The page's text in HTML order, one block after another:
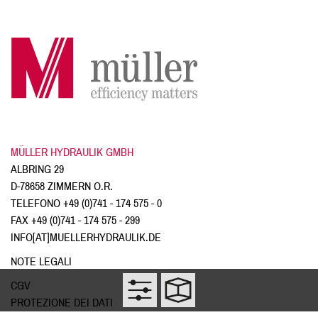
MÜLLER HYDRAULIK GMBH
ALBRING 29
D-78658 ZIMMERN O.R.
TELEFONO +49 (0)741 - 174 575 - 0
FAX +49 (0)741 - 174 575 - 299
INFO[AT]MUELLERHYDRAULIK.DE
NOTE LEGALI
CGV
PROTEZIONE DEI DATI